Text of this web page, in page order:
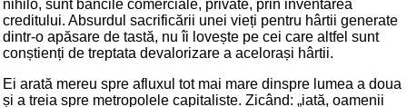
nihilo, sunt băncile comerciale, private, prin inventarea
creditului. Absurdul sacrificării unei vieți pentru hârtii generate
dintr-o apăsare de tastă, nu îi lovește pe cei care altfel sunt
conștienți de treptata devalorizare a acelorași hârtii.
Ei arată mereu spre afluxul tot mai mare dinspre lumea a doua
și a treia spre metropolele capitaliste. Zicând: „iată, oamenii